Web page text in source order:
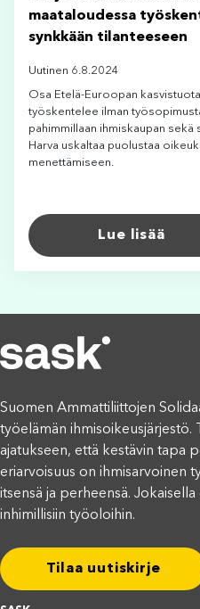
maataloudessa
synkkään tilanteeseen
Uutinen 6.8.2024
Osa Etelä-Euroopan
työskentelee ilman
pahimmillaan ihmiskaupan sekä
Harva uskaltaa puolustaa
menettämiseen.
Lue lisää
Suomen Ammattiliittojen
työelämän ihmisoikeusjärjestö.
ajatukseen, että kestävin tapa
eriarvoisuus on ihmisarvoinen
itsensä ja perheensä.
inhimillisiin työoloihin.
Tilaa uutiskirje